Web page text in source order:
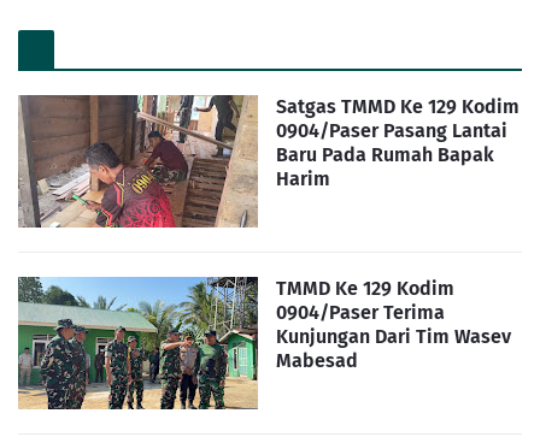
Satgas TMMD Ke 129 Kodim
0904/Paser Pasang Lantai
Baru Pada Rumah Bapak
Harim
TMMD Ke 129 Kodim
0904/Paser Terima
Kunjungan Dari Tim Wasev
Mabesad